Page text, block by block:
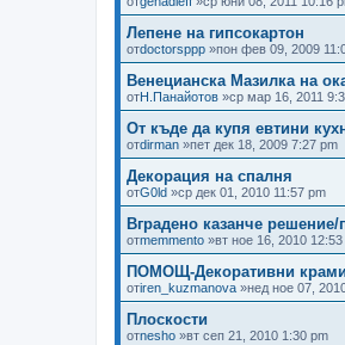
Лепене на гипсокартон
отdoctorsppp »пон фев 09, 2009
Венецианска Мазилка на
отН.Панайотов »ср мар 16, 2011
От къде да купя евтини
отdirman »пет дек 18, 2009 7:27 pm
Декорация на спалня
отG0ld »ср дек 01, 2010 11:57 pm
Вградено казанче
отmemmento »вт ное 16, 2010 12:53
ПОМОЩ-Декоративни
отiren_kuzmanova »нед ное 07,
Плоскости
отnesho »вт сеп 21, 2010 1:30 pm